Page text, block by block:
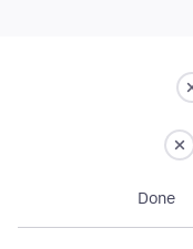
Done